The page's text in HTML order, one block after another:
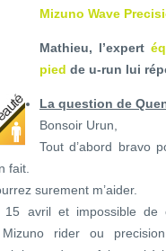
Mizuno Wave
Mathieu, l’expert
pied de u-run lui
La question de
Bonsoir Urun,
Tout d’abord bravo
fait.
surement m’aider.
avril et impossible de
rider ou